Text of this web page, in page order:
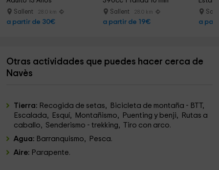
Sallent 28.0 km
a partir de 30€
Sallent 28.0 km
a partir de 19€ a
Otras actividades que puedes hacer cerca de
Navès
Tierra: Recogida de setas, Bicicleta de montaña - BTT,
Escalada, Esquí, Montañismo, Puenting y benji, Rutas a
caballo, Senderismo - trekking, Tiro con arco.
Agua: Barranquismo, Pesca.
Aire: Parapente.